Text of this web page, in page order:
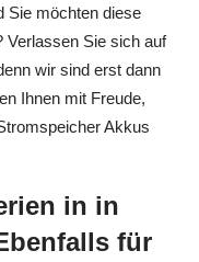
Sie möchten diese
Verlassen Sie sich auf
wir sind erst dann
Ihnen mit Freude,
Akkus
in in
für